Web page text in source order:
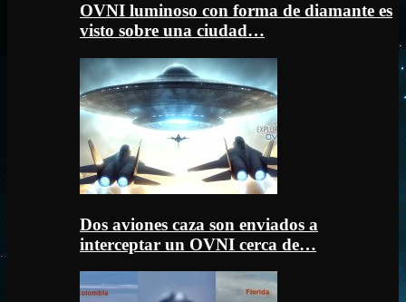
OVNI luminoso con forma de diamante es
visto sobre una ciudad…
Dos aviones caza son enviados a
interceptar un OVNI cerca de…